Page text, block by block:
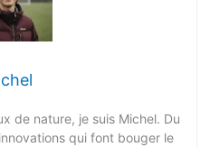
de nature, je suis Michel. Du
qui font bouger le